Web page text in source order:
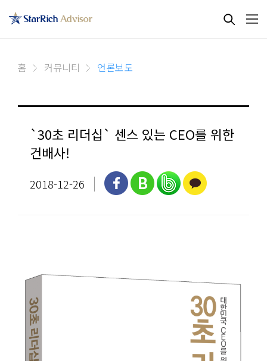
홈 커뮤니티 언론보도
`30초 리더십` 센스 있는 CEO를 위한
건배사! ​
2018-12-26